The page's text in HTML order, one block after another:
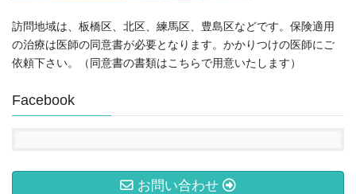
訪問地域は、板橋区、北区、練馬区、豊島区などです。保険適用
の治療は医師の同意書が必要となります。かかりつけの医師にご
依頼下さい。（同意書の書類はこちらで用意いたします）
Facebook
お問い合わせ